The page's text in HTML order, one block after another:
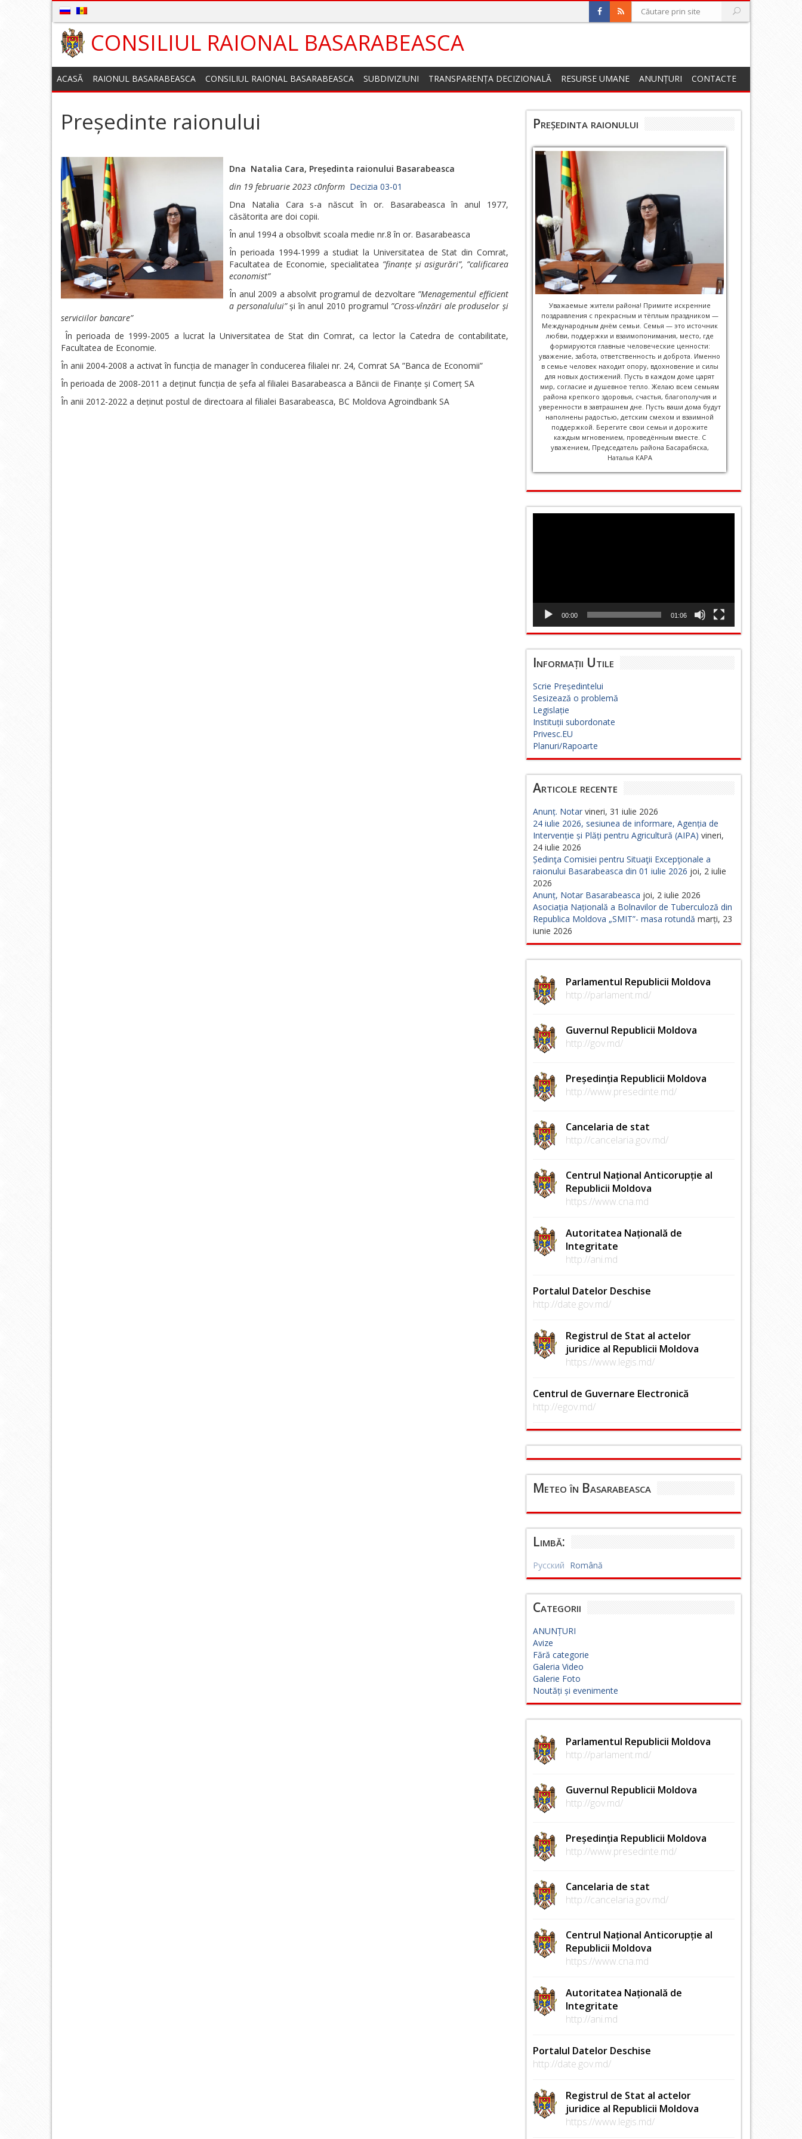
CONSILIUL RAIONAL BASARABEASCA
ACASĂ RAIONUL BASARABEASCA CONSILIUL RAIONAL BASARABEASCA SUBDIVIZIUNI TRANSPARENȚA DECIZIONALĂ RESURSE UMANE ANUNȚURI CONTACTE
Președinte raionului
Dna Natalia Cara, Președinta raionului Basarabeasca
din 19 februarie 2023 c0nform Decizia 03-01
Dna Natalia Cara s-a născut în or. Basarabeasca în anul 1977,
căsătorita are doi copii.
În anul 1994 a obsolbvit scoala medie nr.8 în or. Basarabeasca
În perioada 1994-1999 a studiat la Universitatea de Stat din Comrat,
Facultatea de Economie, specialitatea ”finanțe și asigurări”, ”calificarea
economist”
În anul 2009 a absolvit programul de dezvoltare ”Menagementul efficient
a personalului”și în anul 2010 programul ”Cross-vînzări ale produselor și
serviciilor bancare”
În perioada de 1999-2005 a lucrat la Universitatea de Stat din Comrat, ca lector la Catedra de contabilitate,
Facultatea de Economie.
În anii 2004-2008 a activat în funcția de manager în conducerea filialei nr. 24, Comrat SA ”Banca de Economii”
În perioada de 2008-2011 a deținut funcția de șefa al filialei Basarabeasca a Băncii de Finanțe și Comerț SA
În anii 2012-2022 a deținut postul de directoara al filialei Basarabeasca, BC Moldova Agroindbank SA
Președinta raionului
Уважаемые жители района! Примите искренние
поздравления с прекрасным и тёплым праздником —
Международным днём семьи. Семья — это источник
любви, поддержки и взаимопонимания, место, где
формируются главные человеческие ценности:
уважение, забота, ответственность и доброта. Именно
в семье человек находит опору, вдохновение и силы
для новых достижений. Пусть в каждом доме царят
мир, согласие и душевное тепло. Желаю всем семьям
района крепкого здоровья, счастья, благополучия и
уверенности в завтрашнем дне. Пусть ваши дома будут
наполнены радостью, детским смехом и взаимной
поддержкой. Берегите свои семьи и дорожите
каждым мгновением, проведённым вместе. С
уважением, Председатель района Басарабяска,
Наталья КАРА
00:00 01:06
Informații Utile
Scrie Președintelui
Sesizează o problemă
Legislație
Instituții subordonate
Privesc.EU
Planuri/Rapoarte
Articole recente
Anunț. Notar vineri, 31 iulie 2026
24 iulie 2026, sesiunea de informare, Agenția de
Intervenție și Plăți pentru Agricultură (AIPA) vineri,
24 iulie 2026
Ședinţa Comisiei pentru Situaţii Excepţionale a
raionului Basarabeasca din 01 iulie 2026 joi, 2 iulie
2026
Anunț, Notar Basarabeasca joi, 2 iulie 2026
Asociația Națională a Bolnavilor de Tuberculoză din
Republica Moldova „SMIT”- masa rotundă marți, 23
iunie 2026
Parlamentul Republicii Moldova
http://parlament.md/
Guvernul Republicii Moldova
http://gov.md/
Președinția Republicii Moldova
http://www.presedinte.md/
Cancelaria de stat
http://cancelaria.gov.md/
Centrul Național Anticorupție al
Republicii Moldova
https://www.cna.md
Autoritatea Națională de
Integritate
http://ani.md
Portalul Datelor Deschise
http://date.gov.md/
Registrul de Stat al actelor
juridice al Republicii Moldova
https://www.legis.md/
Centrul de Guvernare Electronică
http://egov.md/
Meteo în Basarabeasca
Limbă:
Русский Română
Categorii
ANUNȚURI
Avize
Fără categorie
Galeria Video
Galerie Foto
Noutăți și evenimente
Parlamentul Republicii Moldova
http://parlament.md/
Guvernul Republicii Moldova
http://gov.md/
Președinția Republicii Moldova
http://www.presedinte.md/
Cancelaria de stat
http://cancelaria.gov.md/
Centrul Național Anticorupție al
Republicii Moldova
https://www.cna.md
Autoritatea Națională de
Integritate
http://ani.md
Portalul Datelor Deschise
http://date.gov.md/
Registrul de Stat al actelor
juridice al Republicii Moldova
https://www.legis.md/